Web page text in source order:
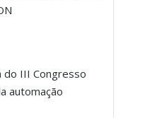
do III Congresso
automação